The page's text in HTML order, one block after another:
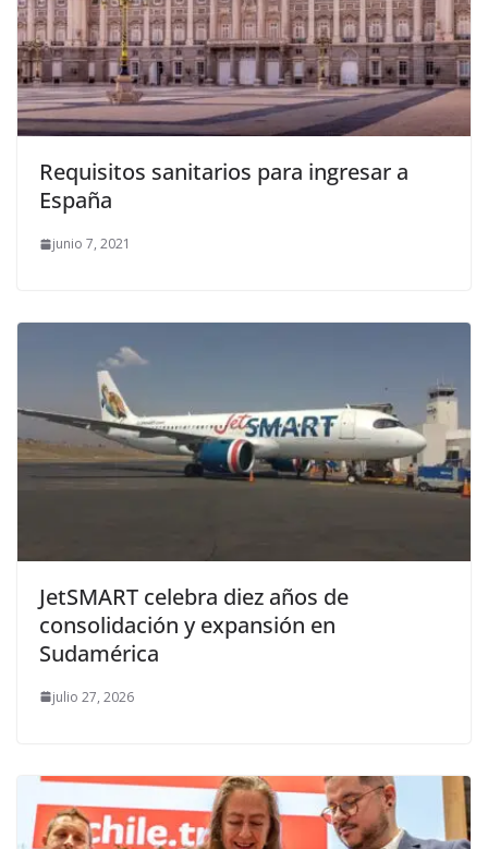
Requisitos sanitarios para ingresar a
España
junio 7, 2021
JetSMART celebra diez años de
consolidación y expansión en
Sudamérica
julio 27, 2026